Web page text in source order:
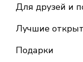
Для друзей и
Лучшие
Подарки